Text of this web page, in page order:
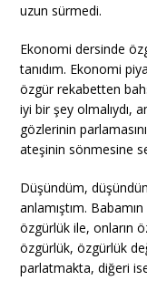
uzun sürmedi.
Ekonomi dersinde
tanıdım. Ekonomi
özgür rekabetten
iyi bir şey olmalıydı,
gözlerinin
ateşinin sönmesine
Düşündüm,
anlamıştım.
özgürlük ile, onların
özgürlük, özgürlük
parlatmakta, diğeri